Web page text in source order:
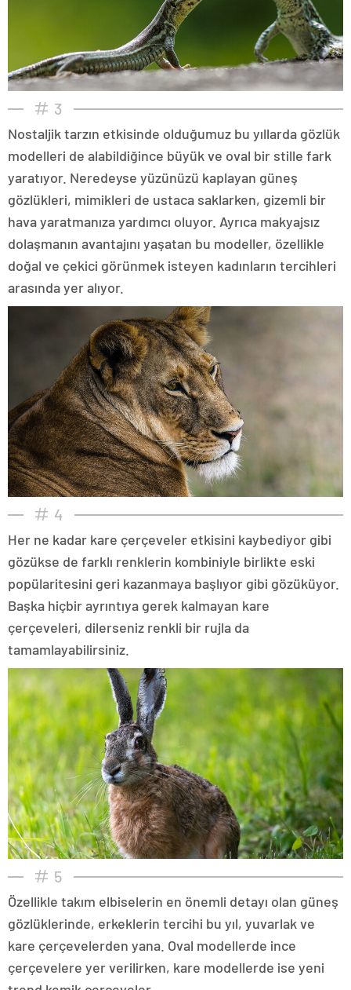
3
Nostaljik tarzın etkisinde olduğumuz bu yıllarda gözlük
modelleri de alabildiğince büyük ve oval bir stille fark
yaratıyor. Neredeyse yüzünüzü kaplayan güneş
gözlükleri, mimikleri de ustaca saklarken, gizemli bir
hava yaratmanıza yardımcı oluyor. Ayrıca makyajsız
dolaşmanın avantajını yaşatan bu modeller, özellikle
doğal ve çekici görünmek isteyen kadınların tercihleri
arasında yer alıyor.
4
Her ne kadar kare çerçeveler etkisini kaybediyor gibi
gözükse de farklı renklerin kombiniyle birlikte eski
popülaritesini geri kazanmaya başlıyor gibi gözüküyor.
Başka hiçbir ayrıntıya gerek kalmayan kare
çerçeveleri, dilerseniz renkli bir rujla da
tamamlayabilirsiniz.
5
Özellikle takım elbiselerin en önemli detayı olan güneş
gözlüklerinde, erkeklerin tercihi bu yıl, yuvarlak ve
kare çerçevelerden yana. Oval modellerde ince
çerçevelere yer verilirken, kare modellerde ise yeni